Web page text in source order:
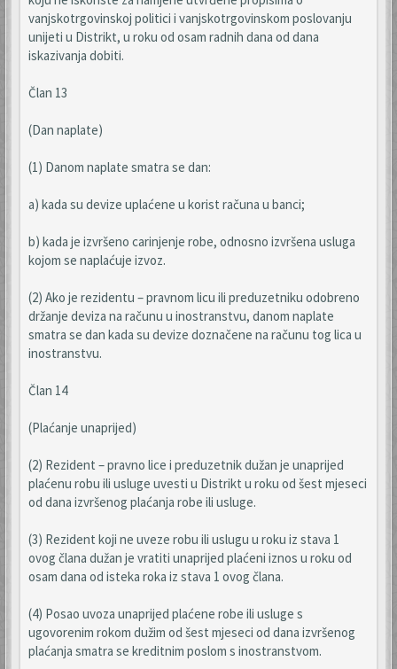
vanjskotrgovinskoj politici i vanjskotrgovinskom poslovanju
unijeti u Distrikt, u roku od osam radnih dana od dana
iskazivanja dobiti.
Član 13
(Dan naplate)
(1) Danom naplate smatra se dan:
a) kada su devize uplaćene u korist računa u banci;
b) kada je izvršeno carinjenje robe, odnosno izvršena usluga
kojom se naplaćuje izvoz.
(2) Ako je rezidentu – pravnom licu ili preduzetniku odobreno
držanje deviza na računu u inostranstvu, danom naplate
smatra se dan kada su devize doznačene na računu tog lica u
inostranstvu.
Član 14
(Plaćanje unaprijed)
(2) Rezident – pravno lice i preduzetnik dužan je unaprijed
plaćenu robu ili usluge uvesti u Distrikt u roku od šest mjeseci
od dana izvršenog plaćanja robe ili usluge.
(3) Rezident koji ne uveze robu ili uslugu u roku iz stava 1
ovog člana dužan je vratiti unaprijed plaćeni iznos u roku od
osam dana od isteka roka iz stava 1 ovog člana.
(4) Posao uvoza unaprijed plaćene robe ili usluge s
ugovorenim rokom dužim od šest mjeseci od dana izvršenog
plaćanja smatra se kreditnim poslom s inostranstvom.